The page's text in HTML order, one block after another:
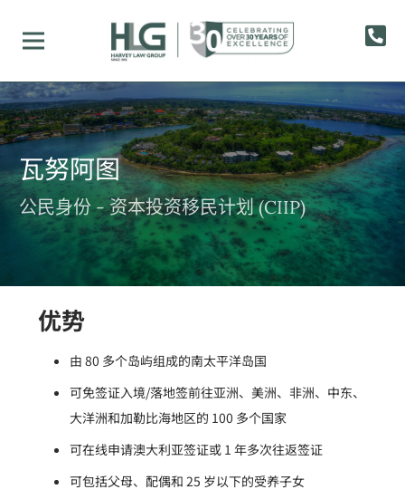
瓦努阿图
公民身份 - 资本投资移民计划 (CIIP)
优势
由 80 多个岛屿组成的南太平洋岛国
可免签证入境/落地签前往亚洲、美洲、非洲、中东、
大洋洲和加勒比海地区的 100 多个国家
可在线申请澳大利亚签证或 1 年多次往返签证
可包括父母、配偶和 25 岁以下的受养子女